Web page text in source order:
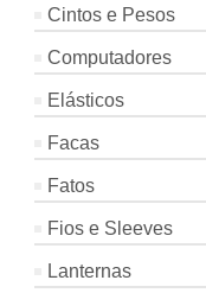
Cintos e Pesos
Computadores
Elásticos
Facas
Fatos
Fios e Sleeves
Lanternas